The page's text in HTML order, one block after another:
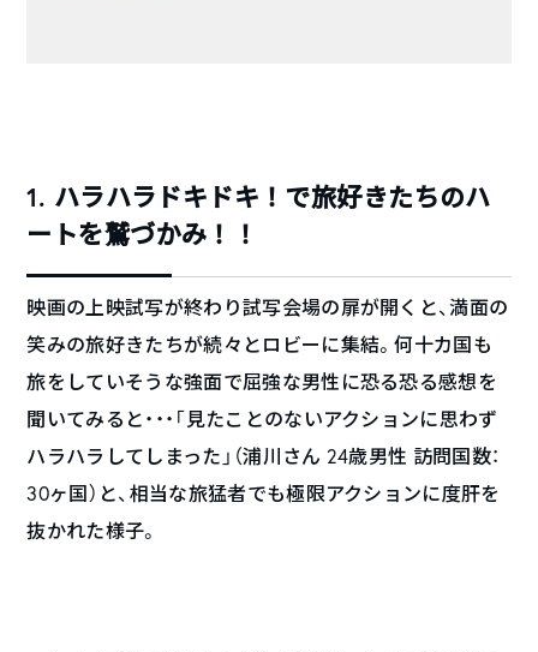
1. ハラハラドキドキ！で旅好きたちのハ
ートを鷲づかみ！！
映画の上映試写が終わり試写会場の扉が開くと、満面の
笑みの旅好きたちが続々とロビーに集結。何十カ国も
旅をしていそうな強面で屈強な男性に恐る恐る感想を
聞いてみると・・・「見たことのないアクションに思わず
ハラハラしてしまった」（浦川さん 24歳男性 訪問国数：
30ヶ国）と、相当な旅猛者でも極限アクションに度肝を
抜かれた様子。